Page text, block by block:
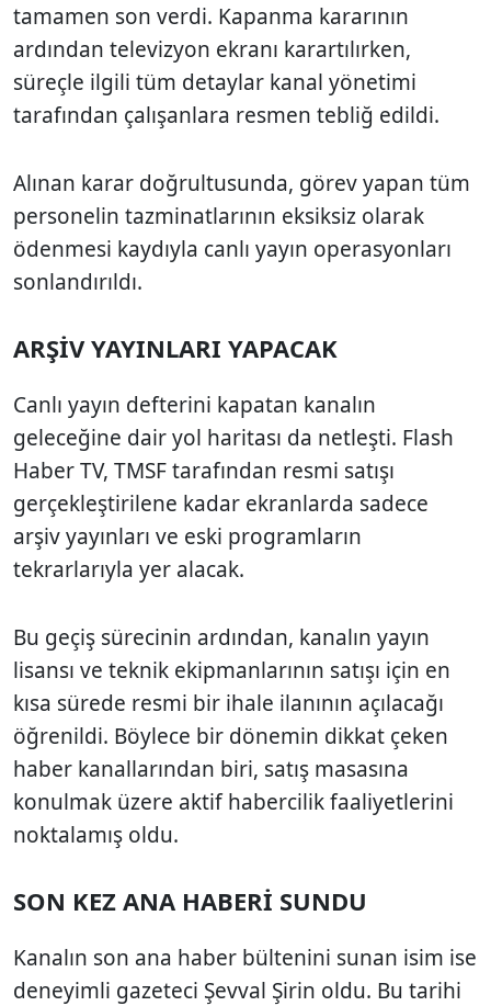
tamamen son verdi. Kapanma kararının
ardından televizyon ekranı karartılırken,
süreçle ilgili tüm detaylar kanal yönetimi
tarafından çalışanlara resmen tebliğ edildi.
Alınan karar doğrultusunda, görev yapan tüm
personelin tazminatlarının eksiksiz olarak
ödenmesi kaydıyla canlı yayın operasyonları
sonlandırıldı.
ARŞİV YAYINLARI YAPACAK
Canlı yayın defterini kapatan kanalın
geleceğine dair yol haritası da netleşti. Flash
Haber TV, TMSF tarafından resmi satışı
gerçekleştirilene kadar ekranlarda sadece
arşiv yayınları ve eski programların
tekrarlarıyla yer alacak.
Bu geçiş sürecinin ardından, kanalın yayın
lisansı ve teknik ekipmanlarının satışı için en
kısa sürede resmi bir ihale ilanının açılacağı
öğrenildi. Böylece bir dönemin dikkat çeken
haber kanallarından biri, satış masasına
konulmak üzere aktif habercilik faaliyetlerini
noktalamış oldu.
SON KEZ ANA HABERİ SUNDU
Kanalın son ana haber bültenini sunan isim ise
deneyimli gazeteci Şevval Şirin oldu. Bu tarihi